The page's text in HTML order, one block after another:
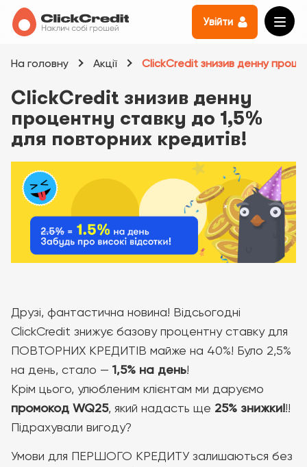
Увійти
На головну Акції ClickCredit знизив денну
ClickCredit знизив денну
процентну ставку до 1,5%
для повторних кредитів!
Друзі, фантастична новина! Відсьогодні
ClickCredit знижує базову процентну ставку для
ПОВТОРНИХ КРЕДИТІВ майже на 40%! Було 2,5%
на день, стало — 1,5% на день!
Крім цього, улюбленим клієнтам ми даруємо
промокод WQ25, який надасть ще 25% знижки!!!
Підрахували вигоду?
Умови для ПЕРШОГО КРЕДИТУ залишаються без